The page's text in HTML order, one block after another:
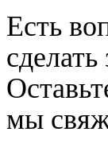
Есть
сделать
мы